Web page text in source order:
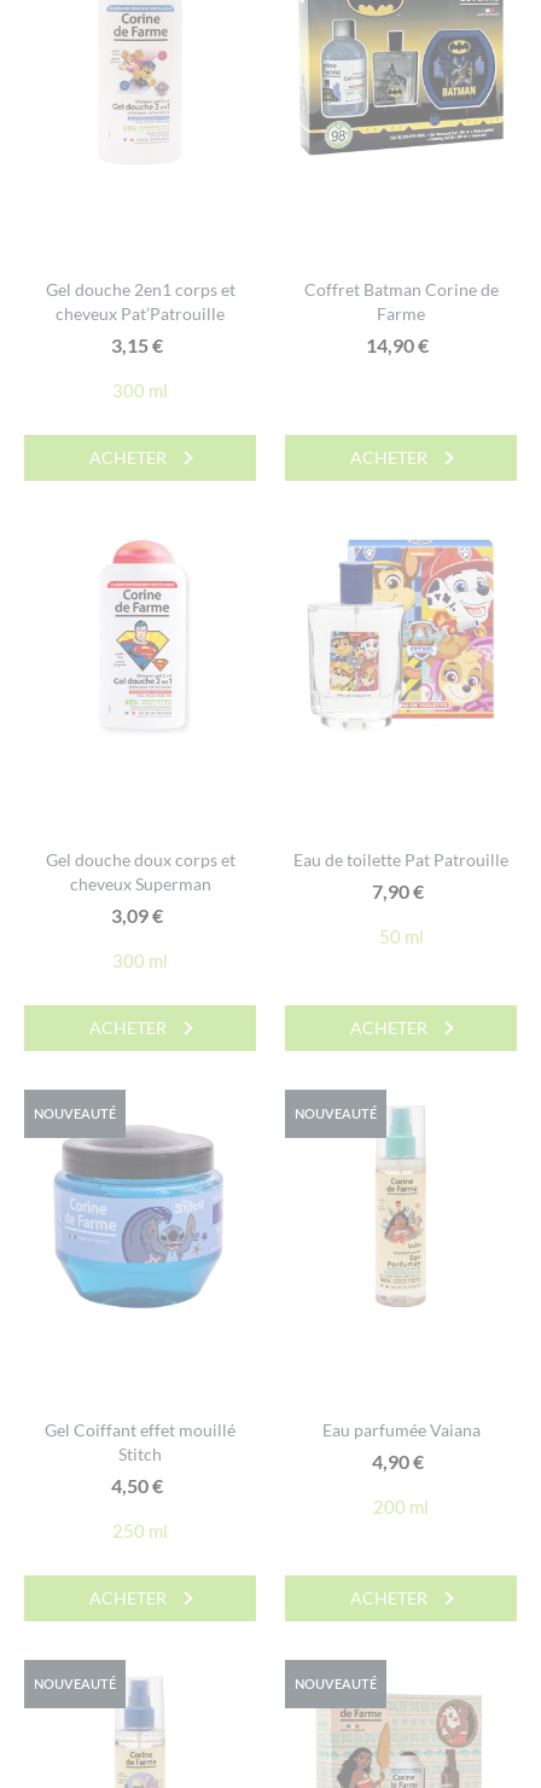
Gel douche 2en1 corps et
cheveux Pat’Patrouille
3,15€
300 ml
ACHETER
Coffret Batman Corine de
Farme
14,90€
ACHETER
Gel douche doux corps et
cheveux Superman
3,09€
300 ml
ACHETER
Eau de toilette Pat Patrouille
7,90€
50 ml
ACHETER
NOUVEAUTÉ
Gel Coiffant effet mouillé
Stitch
4,50€
250 ml
ACHETER
NOUVEAUTÉ
Eau parfumée Vaiana
4,90€
200 ml
ACHETER
NOUVEAUTÉ NOUVEAUTÉ